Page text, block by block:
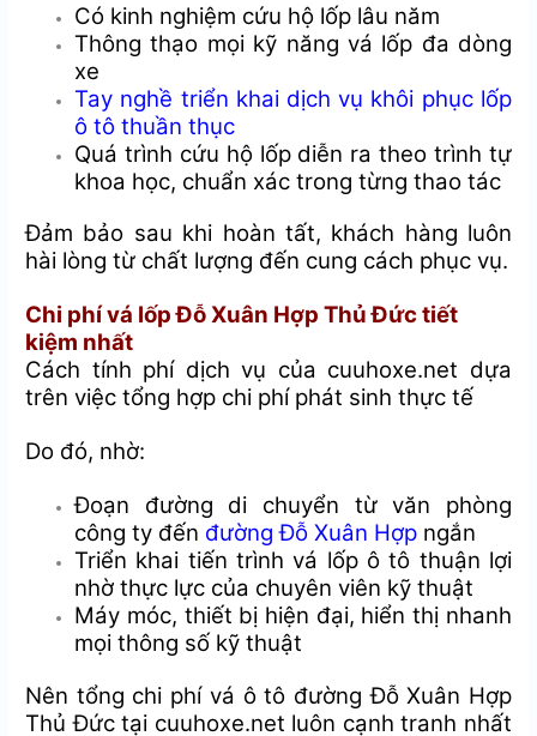
Có kinh nghiệm cứu hộ lốp lâu năm
Thông thạo mọi kỹ năng vá lốp đa dòng
xe
Tay nghề triển khai dịch vụ khôi phục lốp
ô tô thuần thục
Quá trình cứu hộ lốp diễn ra theo trình tự
khoa học, chuẩn xác trong từng thao tác
Đảm bảo sau khi hoàn tất, khách hàng luôn
hài lòng từ chất lượng đến cung cách phục vụ.
Chi phí vá lốp Đỗ Xuân Hợp Thủ Đức tiết
kiệm nhất
Cách tính phí dịch vụ của cuuhoxe.net dựa
trên việc tổng hợp chi phí phát sinh thực tế
Do đó, nhờ:
Đoạn đường di chuyển từ văn phòng
công ty đến đường Đỗ Xuân Hợp ngắn
Triển khai tiến trình vá lốp ô tô thuận lợi
nhờ thực lực của chuyên viên kỹ thuật
Máy móc, thiết bị hiện đại, hiển thị nhanh
mọi thông số kỹ thuật
Nên tổng chi phí vá ô tô đường Đỗ Xuân Hợp
Thủ Đức tại cuuhoxe.net luôn cạnh tranh nhất